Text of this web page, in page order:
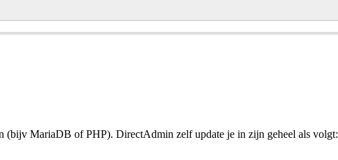
(bijv MariaDB of PHP). DirectAdmin zelf update je in zijn geheel als volgt: